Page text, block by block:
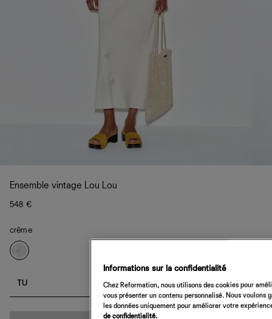
Ensemble vintage Lou Lou
548 €
crème
TU
Informations sur la confidentialité
Chez Reformation, nous utilisons des cookies pour
vous présenter un contenu personnalisé. Nous
les données uniquement pour améliorer votre
de confidentialité.